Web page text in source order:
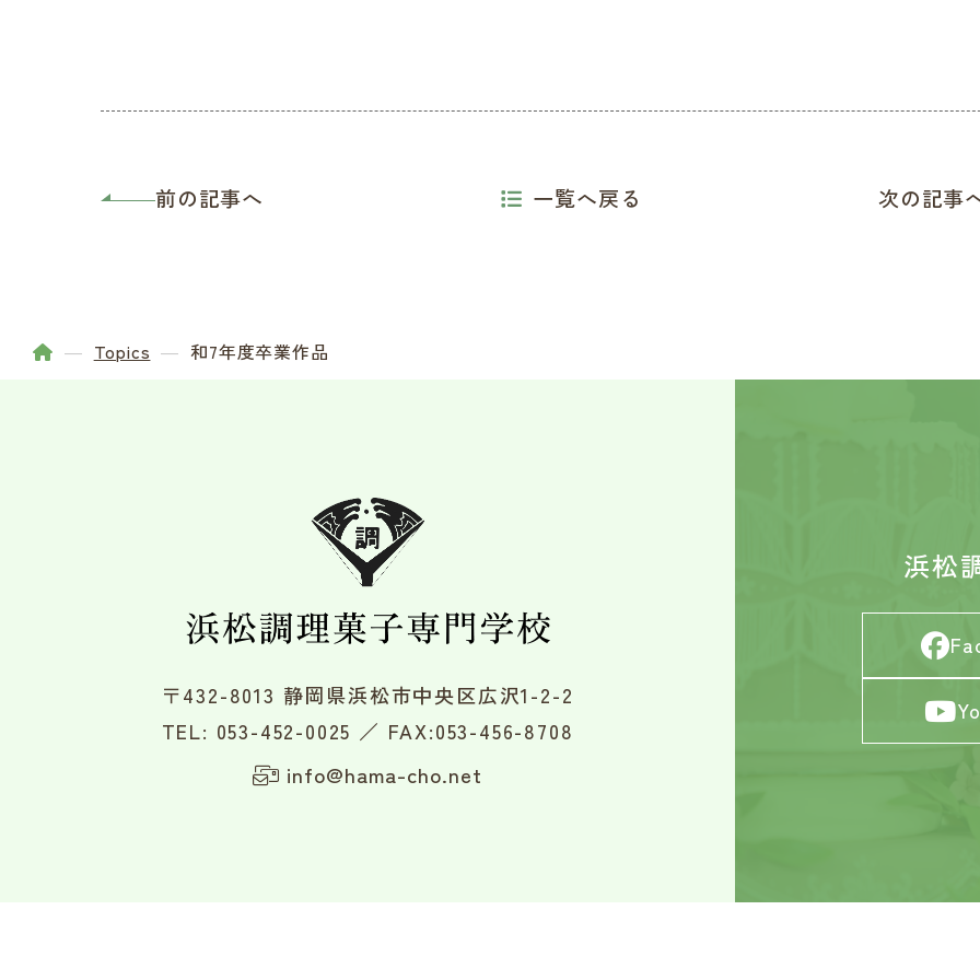
前の記事へ 一覧へ戻る 次の記事
Topics 和7年度卒業作品
浜松
〒432-8013 静岡県浜松市中央区広沢1-2-2
TEL: 053-452-0025 ／ FAX:053-456-8708
info@hama-cho.net